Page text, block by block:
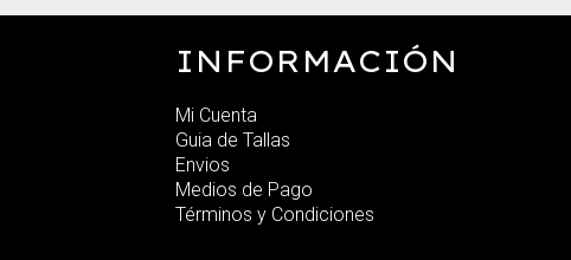
INFORMACIÓN
Mi Cuenta
Guia de Tallas
Envios
Medios de Pago
Términos y Condiciones